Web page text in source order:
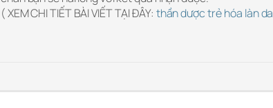
( XEM CHI TIẾT BÀI VIẾT TẠI ĐÂY: thần dược trẻ hóa làn da